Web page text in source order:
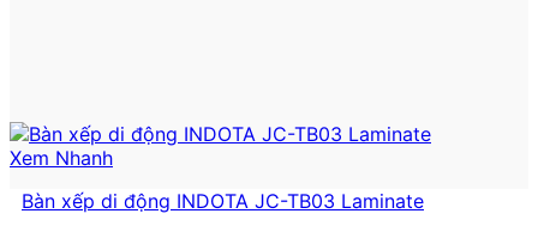
Xem Nhanh
Bàn xếp di động INDOTA JC-TB03 Laminate